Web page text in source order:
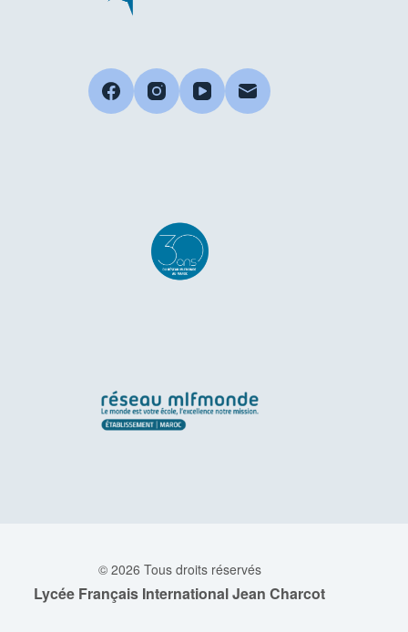
© 2026 Tous droits réservés
Lycée Français International Jean Charcot